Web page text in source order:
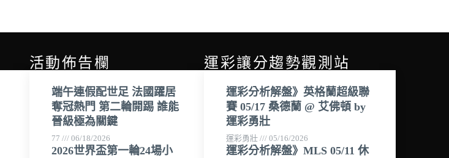
活動佈告欄
端午連假配世足 法國躍居
奪冠熱門 第二輪開踢 誰能
晉級極為關鍵
77 06/18/2026
2026世界盃第一輪24場小
運彩讓分趨勢觀測站
運彩分析解盤》英格蘭超級聯
賽 05/17 桑德蘭 @ 艾佛頓 by
運彩勇壯
運彩勇壯 05/16/2026
運彩分析解盤》MLS 05/11 休